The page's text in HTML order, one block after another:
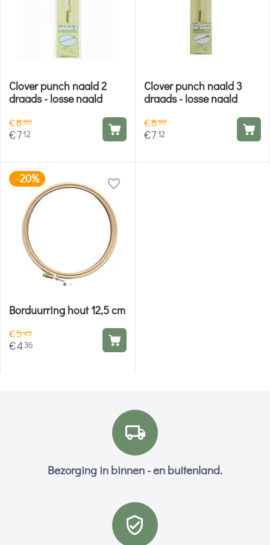
Clover punch naald 2
draads - losse naald
€890
€712
Clover punch naald 3
draads - losse naald
€890
€712
-20%
Borduurring hout 12,5 cm
€545
€4 36
Bezorging in binnen - en buitenland.